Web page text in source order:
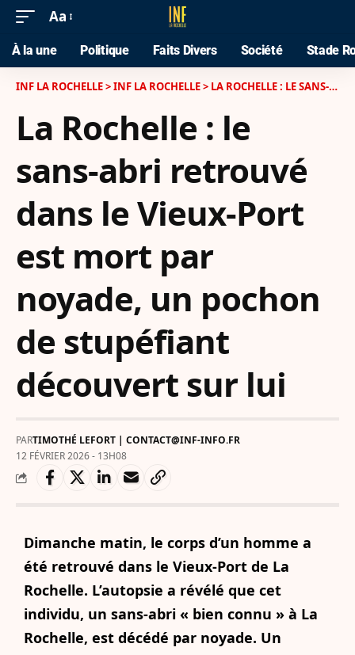
Aa
À la une Politique Faits Divers Société Stade
INF LA ROCHELLE>INF LA ROCHELLE> LA ROCHELLE : LE SANS-ABRI RETROUVÉ DANS LE VIEUX-PORT EST MORT PAR NOYADE, UN POCHON DE STUPÉFIANT DÉCOUVERT SUR LUI
La Rochelle : le
sans-abri retrouvé
dans le Vieux-Port
est mort par
noyade, un pochon
de stupéfiant
découvert sur lui
PARTIMOTHÉ LEFORT | CONTACT@INF-INFO.FR
12 FÉVRIER 2026 - 13H08
Dimanche matin, le corps d’un homme a
été retrouvé dans le Vieux-Port de La
Rochelle. L’autopsie a révélé que cet
individu, un sans-abri « bien connu » à La
Rochelle, est décédé par noyade. Un